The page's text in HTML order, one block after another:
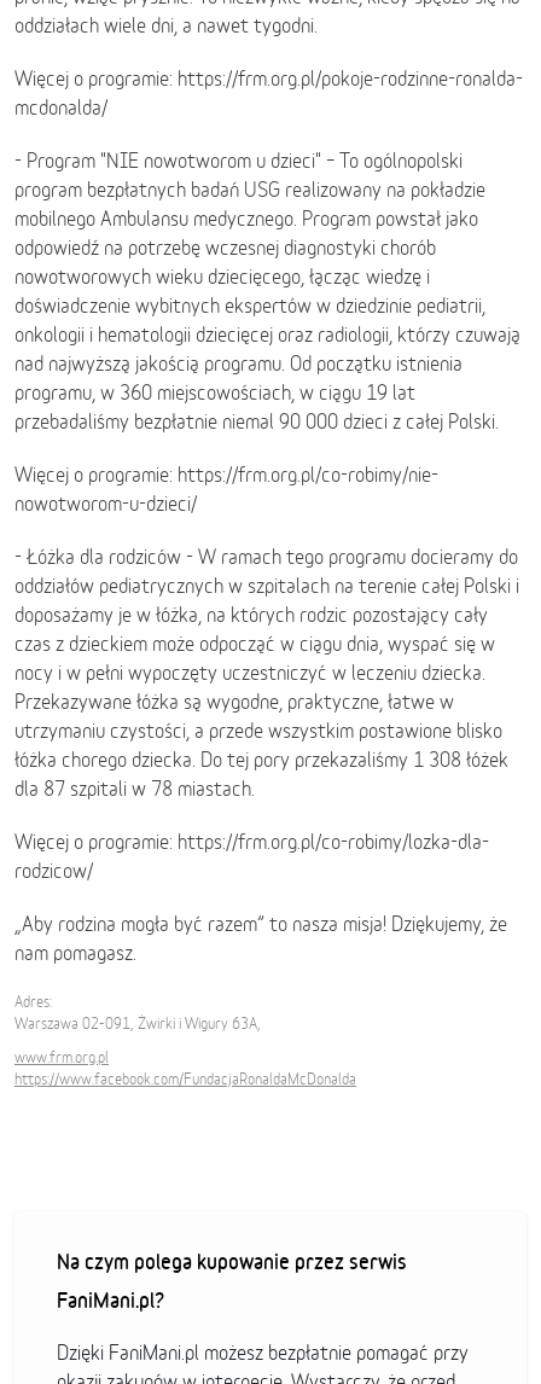
oddziałach wiele dni, a nawet tygodni.
Więcej o programie: https://frm.org.pl/pokoje-rodzinne-ronalda-
mcdonalda/
- Program "NIE nowotworom u dzieci" – To ogólnopolski
program bezpłatnych badań USG realizowany na pokładzie
mobilnego Ambulansu medycznego. Program powstał jako
odpowiedź na potrzebę wczesnej diagnostyki chorób
nowotworowych wieku dziecięcego, łącząc wiedzę i
doświadczenie wybitnych ekspertów w dziedzinie pediatrii,
onkologii i hematologii dziecięcej oraz radiologii, którzy czuwają
nad najwyższą jakością programu. Od początku istnienia
programu, w 360 miejscowościach, w ciągu 19 lat
przebadaliśmy bezpłatnie niemal 90 000 dzieci z całej Polski.
Więcej o programie: https://frm.org.pl/co-robimy/nie-
nowotworom-u-dzieci/
- Łóżka dla rodziców - W ramach tego programu docieramy do
oddziałów pediatrycznych w szpitalach na terenie całej Polski i
doposażamy je w łóżka, na których rodzic pozostający cały
czas z dzieckiem może odpocząć w ciągu dnia, wyspać się w
nocy i w pełni wypoczęty uczestniczyć w leczeniu dziecka.
Przekazywane łóżka są wygodne, praktyczne, łatwe w
utrzymaniu czystości, a przede wszystkim postawione blisko
łóżka chorego dziecka. Do tej pory przekazaliśmy 1 308 łóżek
dla 87 szpitali w 78 miastach.
Więcej o programie: https://frm.org.pl/co-robimy/lozka-dla-
rodzicow/
„Aby rodzina mogła być razem” to nasza misja! Dziękujemy, że
nam pomagasz.
Adres:
Warszawa 02-091, Żwirki i Wigury 63A,
www.frm.org.pl
https://www.facebook.com/FundacjaRonaldaMcDonalda
Na czym polega kupowanie przez serwis
FaniMani.pl?
Dzięki FaniMani.pl możesz bezpłatnie pomagać przy